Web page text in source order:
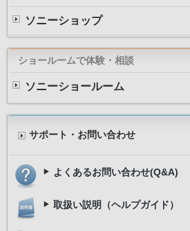
ソニーショップ
ショールームで体験・相談
ソニーショールーム
サポート・お問い合わせ
よくあるお問い合わせ(Q&A)
取扱い説明（ヘルプガイド）